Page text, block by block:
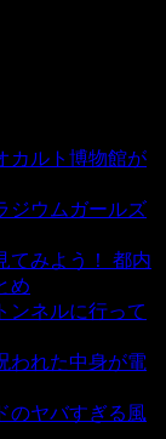
カルト博物館が
ジウムガールズ
てみよう！ 都内
め
ンネルに行って
われた中身が電
のヤバすぎる風